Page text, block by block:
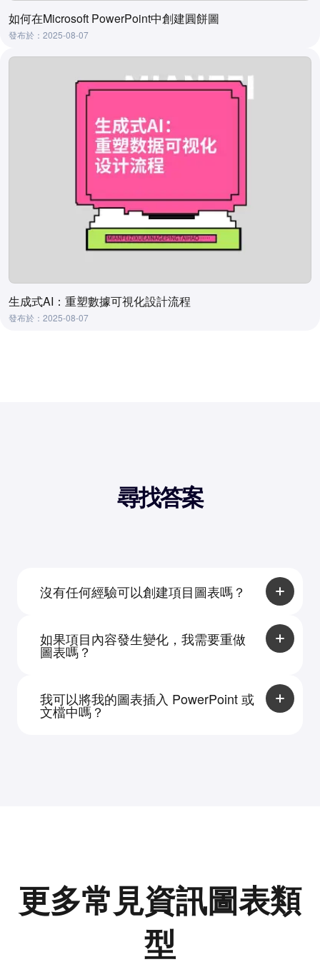
如何在Microsoft PowerPoint中創建圓餅圖
發布於：2025-08-07
生成式AI：重塑數據可視化設計流程
發布於：2025-08-07
尋找答案
沒有任何經驗可以創建項目圖表嗎？
通過拖放或面板輕鬆編輯顏色、文本或任何內
容。
如果項目內容發生變化，我需要重做
圖表嗎？
端。只需登錄即可隨時編輯您的圖表。
我可以將我的圖表插入 PowerPoint 或
文檔中嗎？
更多常見資訊圖表類
型